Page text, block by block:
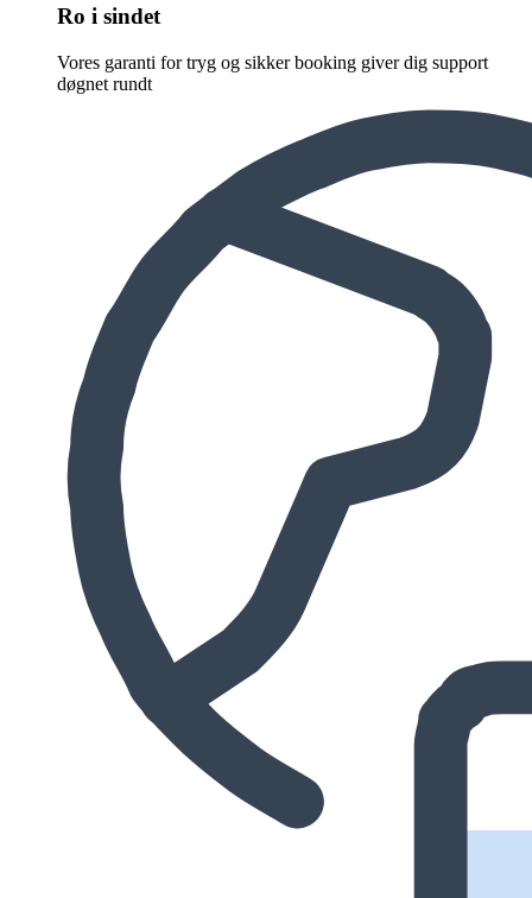
Ro i sindet
Vores garanti for tryg og sikker booking giver dig support
døgnet rundt